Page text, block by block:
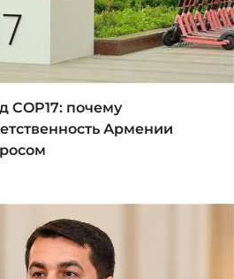
COP17: почему
Армении